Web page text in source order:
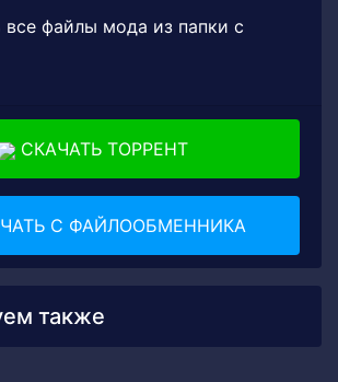
все файлы мода из папки с
СКАЧАТЬ ТОРРЕНТ
С ФАЙЛООБМЕННИКА
также